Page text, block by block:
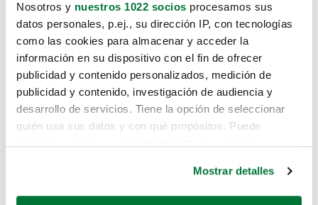
Nosotros y nuestros 1022 socios procesamos sus
datos personales, p.ej., su dirección IP, con tecnologías
como las cookies para almacenar y acceder la
información en su dispositivo con el fin de ofrecer
publicidad y contenido personalizados, medición de
publicidad y contenido, investigación de audiencia y
desarrollo de servicios. Tiene la opción de seleccionar
quién usa sus datos y con qué propósitos. Puede
Mostrar detalles
Lo sentimos, no sabemos como
te hemos traido hasta aquí.
Pero puedes encontrar el coche que estás
buscando en alguno de estos enlaces:
Coches de segunda mano